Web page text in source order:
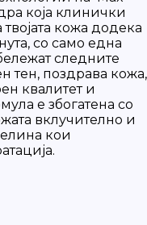
која клинички
кожа додека
со само една
следните
тен, поздрава кожа,
квалитет и
е збогатена со
вклучително и
кои